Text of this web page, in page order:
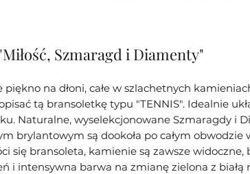
Szmaragd i Diamenty"
piękno na dłoni, całe w szlachetnych
tą bransoletkę typu "TENNIS". Idealnie
Naturalne, wyselekcjonowane Szmaragdy i
brylantowym są dookoła po całym obwodzie
się bransoleta, kamienie są zawsze widoczne,
i intensywna barwa na zmianę zielona z białą